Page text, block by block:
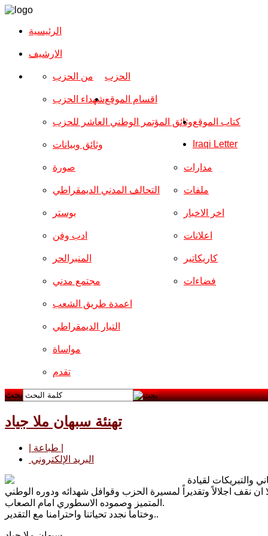
الرئيسية
الارشیف
الحزب من الحزب
شهداء الحزب
وثائق المؤتمر الوطني العاشر للحزب
وثائق وبيانات
اقسام الموقع
صورة
التحالف المدني الديمقراطي
بوستر
ادب وفن
المنبرالحر
مجتمع مدني
مدارات
ملفات
اخر الاخبار
اعلانات
كاريكاتير
فضاءات
اعمدة طريق الشعب
التيار الديمقراطي
مواساة
تقدم
كتاب الموقع
Iraqi Letter
بحث
تهنئة سبهان ملا جياد
البريد الإلكتروني
والتبريكات لقيادة
ان نقف اجلالاً وتقديراً لمسيرة الحزب وقوافل شهدائه ودوره الوطني
المتميز وصموده الاسطوري امام الصعاب.
وختاماً نجدد تحياتنا واحترامنا مع التقدير..